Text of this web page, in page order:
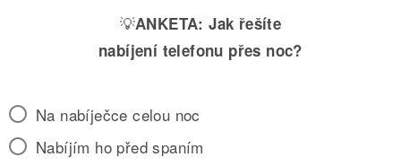
💡ANKETA: Jak řešíte
nabíjení telefonu přes noc?
Na nabíječce celou noc
Nabíjím ho před spaním